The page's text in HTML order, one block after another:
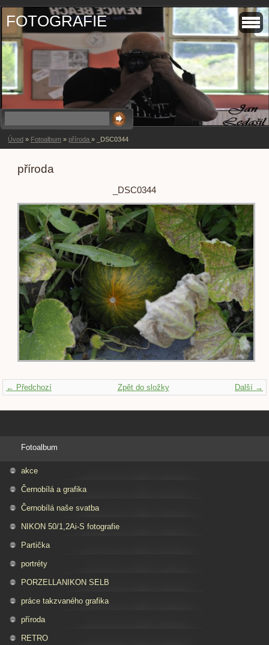
FOTOGRAFIE
Úvod » Fotoalbum » příroda » _DSC0344
příroda
_DSC0344
← Předchozí Další →
Zpět do složky
Fotoalbum
akce
Černobílá a grafika
Černobílá naše svatba
NIKON 50/1,2Ai-S fotografie
Partička
portréty
PORZELLANIKON SELB
práce takzvaného grafika
příroda
RETRO